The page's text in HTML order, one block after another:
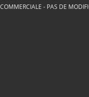
- PAS DE